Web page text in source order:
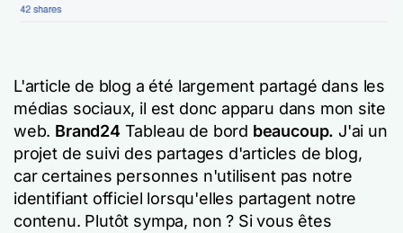
L'article de blog a été largement partagé dans les
médias sociaux, il est donc apparu dans mon site
web. Brand24Tableau de bord beaucoup. J'ai un
projet de suivi des partages d'articles de blog,
car certaines personnes n'utilisent pas notre
identifiant officiel lorsqu'elles partagent notre
contenu. Plutôt sympa, non ? Si vous êtes